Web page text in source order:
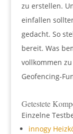
zu erstellen.
einfallen
gedacht. So
bereit. Was
vollkommen
Geofencing-
Getestete
Einzelne
innogy